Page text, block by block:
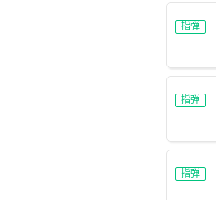
指弹
指弹
指弹